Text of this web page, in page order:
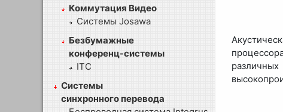
Коммутация Видео
Системы Josawa
Безбумажные
конференц-системы
ITC
Системы
синхронного перевода